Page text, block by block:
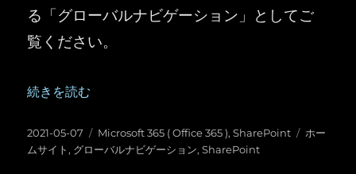
る「グローバルナビゲーション」としてご
覧ください。
“SharePoint ：アプリバーでグローバル ナビゲーション
続きを読む
投
稿
2021-05-07
カ
テ
Microsoft 365 ( Office 365 ),SharePoint
タ
ホー
ムサイト , グローバルナビゲーション,SharePoint